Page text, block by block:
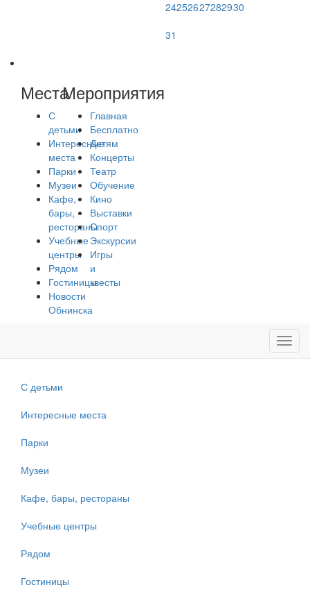
24252627282930
31
Места
С
детьми
Интересные
места
Парки
Музеи
Кафе,
бары,
рестораны
Учебные
центры
Рядом
Гостиницы
Новости
Обнинска
Мероприятия
Главная
Бесплатно
Детям
Концерты
Театр
Обучение
Кино
Выставки
Спорт
Экскурсии
Игры
и
квесты
С детьми
Интересные места
Парки
Музеи
Кафе, бары, рестораны
Учебные центры
Рядом
Гостиницы